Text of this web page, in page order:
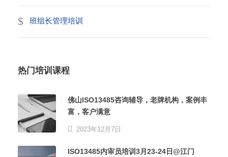
班组长管理培训
热门培训课程
佛山ISO13485咨询辅导，老牌机构，案例丰
富，客户满意
2023年12月7日
ISO13485内审员培训3月23-24日@江门